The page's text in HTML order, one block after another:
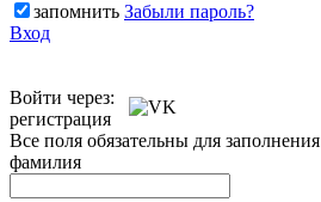
запомнить Забыли пароль?
Вход
Войти через:
регистрация
Все поля обязательны для заполнения
фамилия